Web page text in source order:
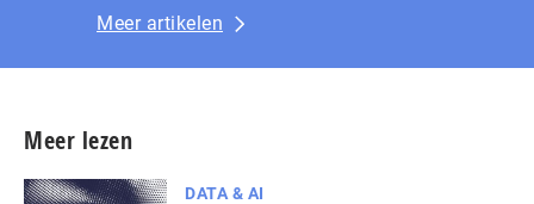
Meer artikelen
Meer lezen
DATA & AI